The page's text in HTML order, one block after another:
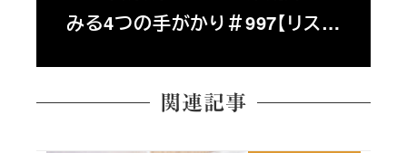
みる4つの手がかり＃997【リス…
関連記事